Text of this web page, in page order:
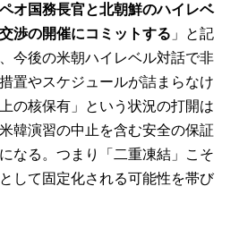
オ国務長官と北朝鮮のハイレベ
渉の開催にコミットする 」と記
今後の米朝ハイレベル対話で非
置やスケジュールが詰まらなけ
の核保有」という状況の打開は
韓演習の中止を含む安全の保証
なる。つまり「二重凍結」こそ
して固定化される可能性を帯び